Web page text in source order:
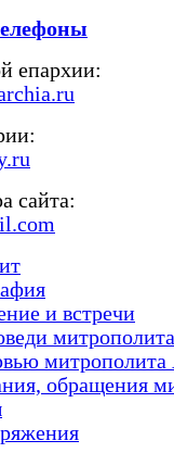
епархии:
сайта:
и встречи
митрополита
обращения